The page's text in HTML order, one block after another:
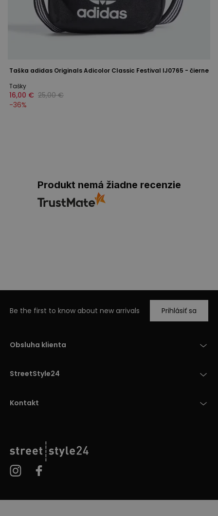
Taška adidas Originals Adicolor Classic Festival IJ0765 - čierne
Tašky
16,00 € 25,00 €
-36%
Produkt nemá žiadne recenzie
Be the first to know about new arrivals Prihlásiť sa
Obsluha klienta
StreetStyle24
Kontakt